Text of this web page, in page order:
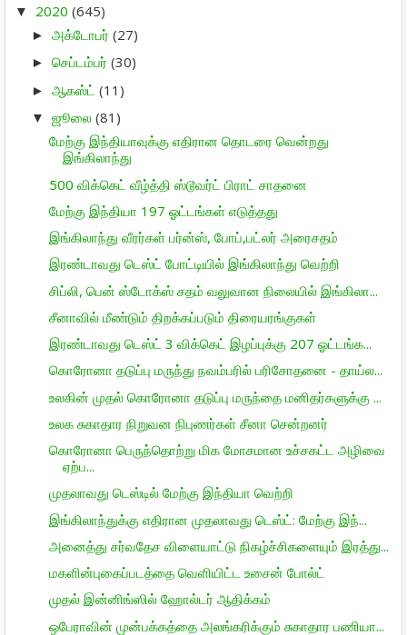
▼ 2020 (645)
► அக்டோபர் (27)
► செப்டம்பர் (30)
► ஆகஸ்ட் (11)
▼ ஜூலை (81)
மேற்கு இந்தியாவுக்கு எதிரான தொடரை வென்றது
இங்கிலாந்து
500 விக்கெட் வீழ்த்தி ஸ்டூவர்ட் பிராட் சாதனை
மேற்கு இந்தியா 197 ஓட்டங்கள் எடுத்தது
இங்கிலாந்து வீரர்கள் பர்ன்ஸ், போப்,பட்லர் அரைசதம்
இரண்டாவது டெஸ்ட் போட்டியில் இங்கிலாந்து வெற்றி
சிப்லி, பென் ஸ்டோக்ஸ் சதம் வலுவான நிலையில் இங்கிலா...
சீனாவில் மீண்டும் திறக்கப்படும் திரையரங்குகள்
இரண்டாவது டெஸ்ட் 3 விக்கெட் இழப்புக்கு 207 ஓட்டங்க...
கொரோனா தடுப்பு மருந்து நவம்பரில் பரிசோதனை - தாய்ல...
உலகின் முதல் கொரோனா தடுப்பு மருந்தை மனிதர்களுக்கு ...
உலக சுகாதார நிறுவன நிபுணர்கள் சீனா சென்றனர்
கொரோனா பெருந்தொற்று மிக மோசமான உச்சகட்ட அழிவை
ஏற்ப...
முதலாவது டெஸ்டில் மேற்கு இந்தியா வெற்றி
இங்கிலாந்துக்கு எதிரான முதலாவது டெஸ்ட்: மேற்கு இந்...
அனைத்து சர்வதேச விளையாட்டு நிகழ்ச்சிகளையும் இரத்து...
மகளின்புகைப்படத்தை வெளியிட்ட உசைன் போல்ட்
முதல் இன்னிங்ஸில் ஹோல்டர் ஆதிக்கம்
ஒபேராவின் முன்பக்கத்தை அலங்கரிக்கும் சுகாதார பணியா...